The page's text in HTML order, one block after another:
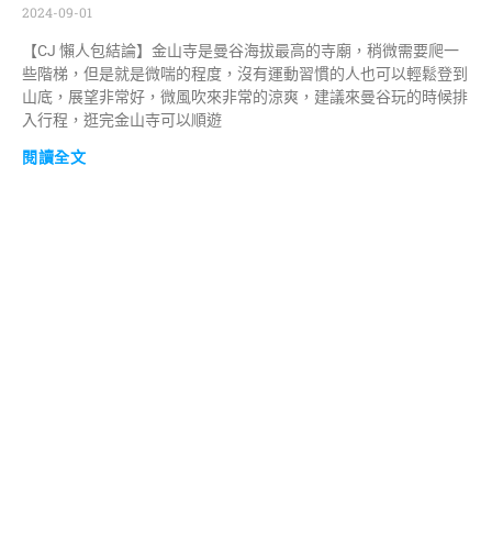
2024-09-01
【CJ 懶人包結論】金山寺是曼谷海拔最高的寺廟，稍微需要爬一
些階梯，但是就是微喘的程度，沒有運動習慣的人也可以輕鬆登到
山底，展望非常好，微風吹來非常的涼爽，建議來曼谷玩的時候排
入行程，逛完金山寺可以順遊
閱讀全文